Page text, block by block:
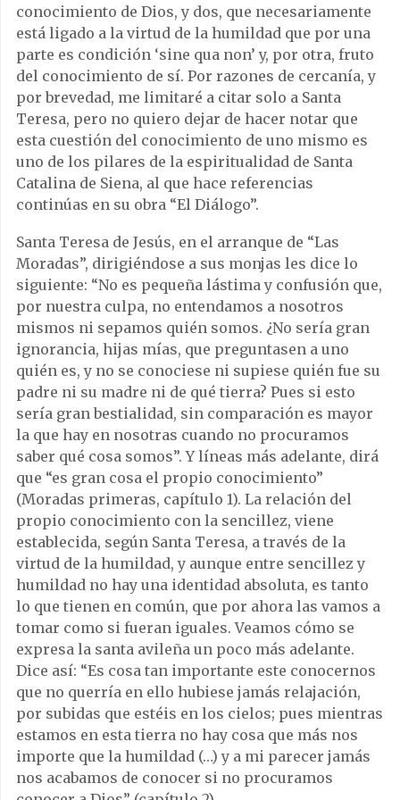
conocimiento de Dios, y dos, que necesariamente
está ligado a la virtud de la humildad que por una
parte es condición ‘sine qua non’ y, por otra, fruto
del conocimiento de sí. Por razones de cercanía, y
por brevedad, me limitaré a citar solo a Santa
Teresa, pero no quiero dejar de hacer notar que
esta cuestión del conocimiento de uno mismo es
uno de los pilares de la espiritualidad de Santa
Catalina de Siena, al que hace referencias
continúas en su obra “El Diálogo”.
Santa Teresa de Jesús, en el arranque de “Las
Moradas”, dirigiéndose a sus monjas les dice lo
siguiente: “No es pequeña lástima y confusión que,
por nuestra culpa, no entendamos a nosotros
mismos ni sepamos quién somos. ¿No sería gran
ignorancia, hijas mías, que preguntasen a uno
quién es, y no se conociese ni supiese quién fue su
padre ni su madre ni de qué tierra? Pues si esto
sería gran bestialidad, sin comparación es mayor
la que hay en nosotras cuando no procuramos
saber qué cosa somos”. Y líneas más adelante, dirá
que “es gran cosa el propio conocimiento”
(Moradas primeras, capítulo 1). La relación del
propio conocimiento con la sencillez, viene
establecida, según Santa Teresa, a través de la
virtud de la humildad, y aunque entre sencillez y
humildad no hay una identidad absoluta, es tanto
lo que tienen en común, que por ahora las vamos a
tomar como si fueran iguales. Veamos cómo se
expresa la santa avileña un poco más adelante.
Dice así: “Es cosa tan importante este conocernos
que no querría en ello hubiese jamás relajación,
por subidas que estéis en los cielos; pues mientras
estamos en esta tierra no hay cosa que más nos
importe que la humildad (…) y a mi parecer jamás
nos acabamos de conocer si no procuramos